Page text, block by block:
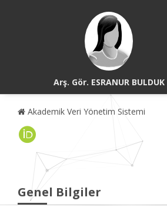
Arş. Gör. ESRANUR BULDUK
Akademik Veri Yönetim Sistemi
Genel Bilgiler